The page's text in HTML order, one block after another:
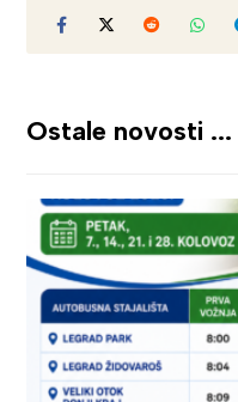
Ostale novosti ...